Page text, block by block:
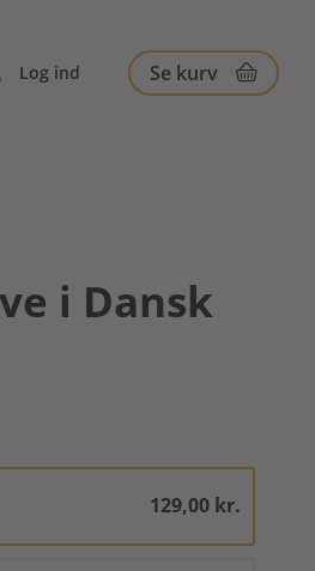
Log ind Se kurv
i Dansk
129,00 kr.